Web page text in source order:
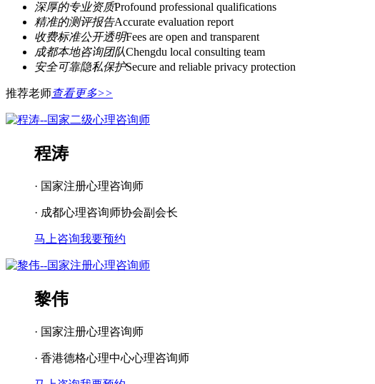
深厚的专业资质Profound professional qualifications
精准的测评报告Accurate evaluation report
收费标准公开透明Fees are open and transparent
成都本地咨询团队Chengdu local consulting team
安全可靠隐私保护Secure and reliable privacy protection
推荐老师查看更多>>
程涛
· 国家注册心理咨询师
· 成都心理咨询师协会副会长
马上咨询我要预约
黎伟
· 国家注册心理咨询师
· 香港德格心理中心心理咨询师